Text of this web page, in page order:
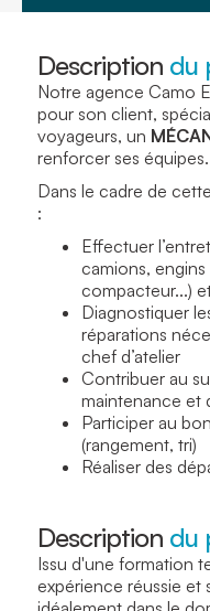
Description du
Notre agence Camo
pour son client,
voyageurs, un
renforcer ses équipes.
Dans le cadre de
:
Effectuer
camions,
compacteur...)
Diagnostiquer
réparations
chef d’atelier
Contribuer au
maintenance et
Participer au
(rangement, tri)
Réaliser des
Description du
Issu d'une formation
expérience réussie et